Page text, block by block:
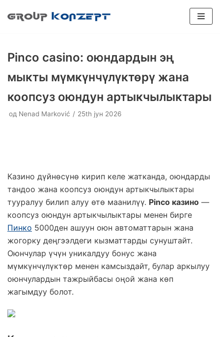
Скочи
SPORTSKI PODOVI
Plexipave
PU Sport Systems
PVC Sport Systems
Veštačka trava
Prirodna trava za tenis
Naxos
Patmos
Top Clay i Top Sand
INDUSTRIJSKI PODOVI
BALON HALE
KONSALTING
Veštačka trava
Prenosivi teren
Konsalting
Pinco casino: оюндардын эң
мыкты мүмкүнчүлүктөрү жана
коопсуз оюндун артыкчылыктары
од Nenad Marković 25th јун 2026
Казино дүйнөсүнө кирип келе жатканда, оюндарды
тандоо жана коопсуз оюндун артыкчылыктары
тууралуу билип алуу өтө маанилүү. Pinco казино —
коопсуз оюндун артыкчылыктары менен бирге
Пинко 5000ден ашуун оюн автоматтарын жана
жогорку деңгээлдеги кызматтарды сунуштайт.
Оюнчулар үчүн уникалдуу бонус жана
мүмкүнчүлүктөр менен камсыздайт, булар аркылуу
оюнчулардын тажрыйбасы оңой жана көп
жагымдуу болот.